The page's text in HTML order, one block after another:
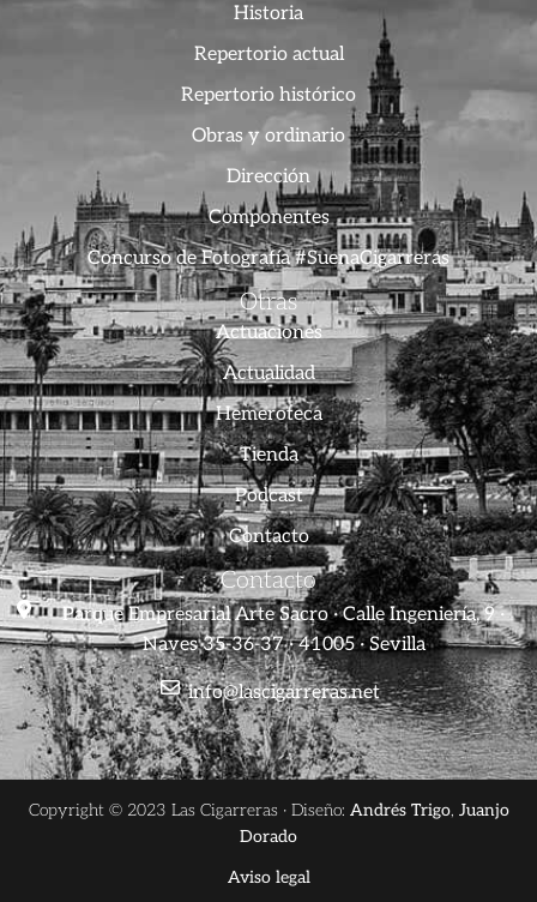
Historia
Repertorio actual
Repertorio histórico
Obras y ordinario
Dirección
Componentes
Concurso de Fotografía #SuenaCigarreras
Otras
Actuaciones
Actualidad
Hemeroteca
Tienda
Podcast
Contacto
Contacto
Parque Empresarial Arte Sacro · Calle Ingeniería, 9 ·
Naves 35-36-37 · 41005 · Sevilla
info@lascigarreras.net
Copyright © 2023 Las Cigarreras · Diseño: Andrés Trigo, Juanjo
Dorado
Aviso legal